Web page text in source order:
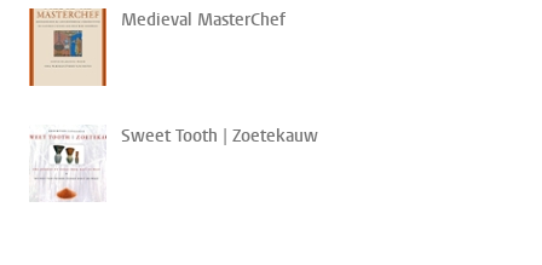
Medieval MasterChef
Sweet Tooth | Zoetekauw